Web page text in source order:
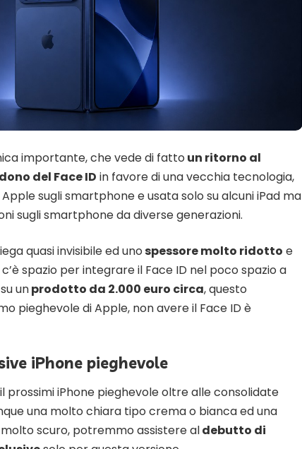
importante, che vede di fatto un ritorno al
del Face ID in favore di una vecchia tecnologia,
sugli smartphone e usata solo su alcuni iPad ma
sugli smartphone da diverse generazioni.
quasi invisibile ed unospessore molto ridotto e
spazio per integrare il Face ID nel poco spazio a
unprodotto da 2.000 euro circa, questo
pieghevole di Apple, non avere il Face ID è
iPhone pieghevole
prossimi iPhone pieghevole oltre alle consolidate
una molto chiara tipo crema o bianca ed una
scuro, potremmo assistere aldebutto di